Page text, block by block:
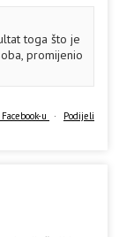
toga što je
promijenio
u · Podijeli